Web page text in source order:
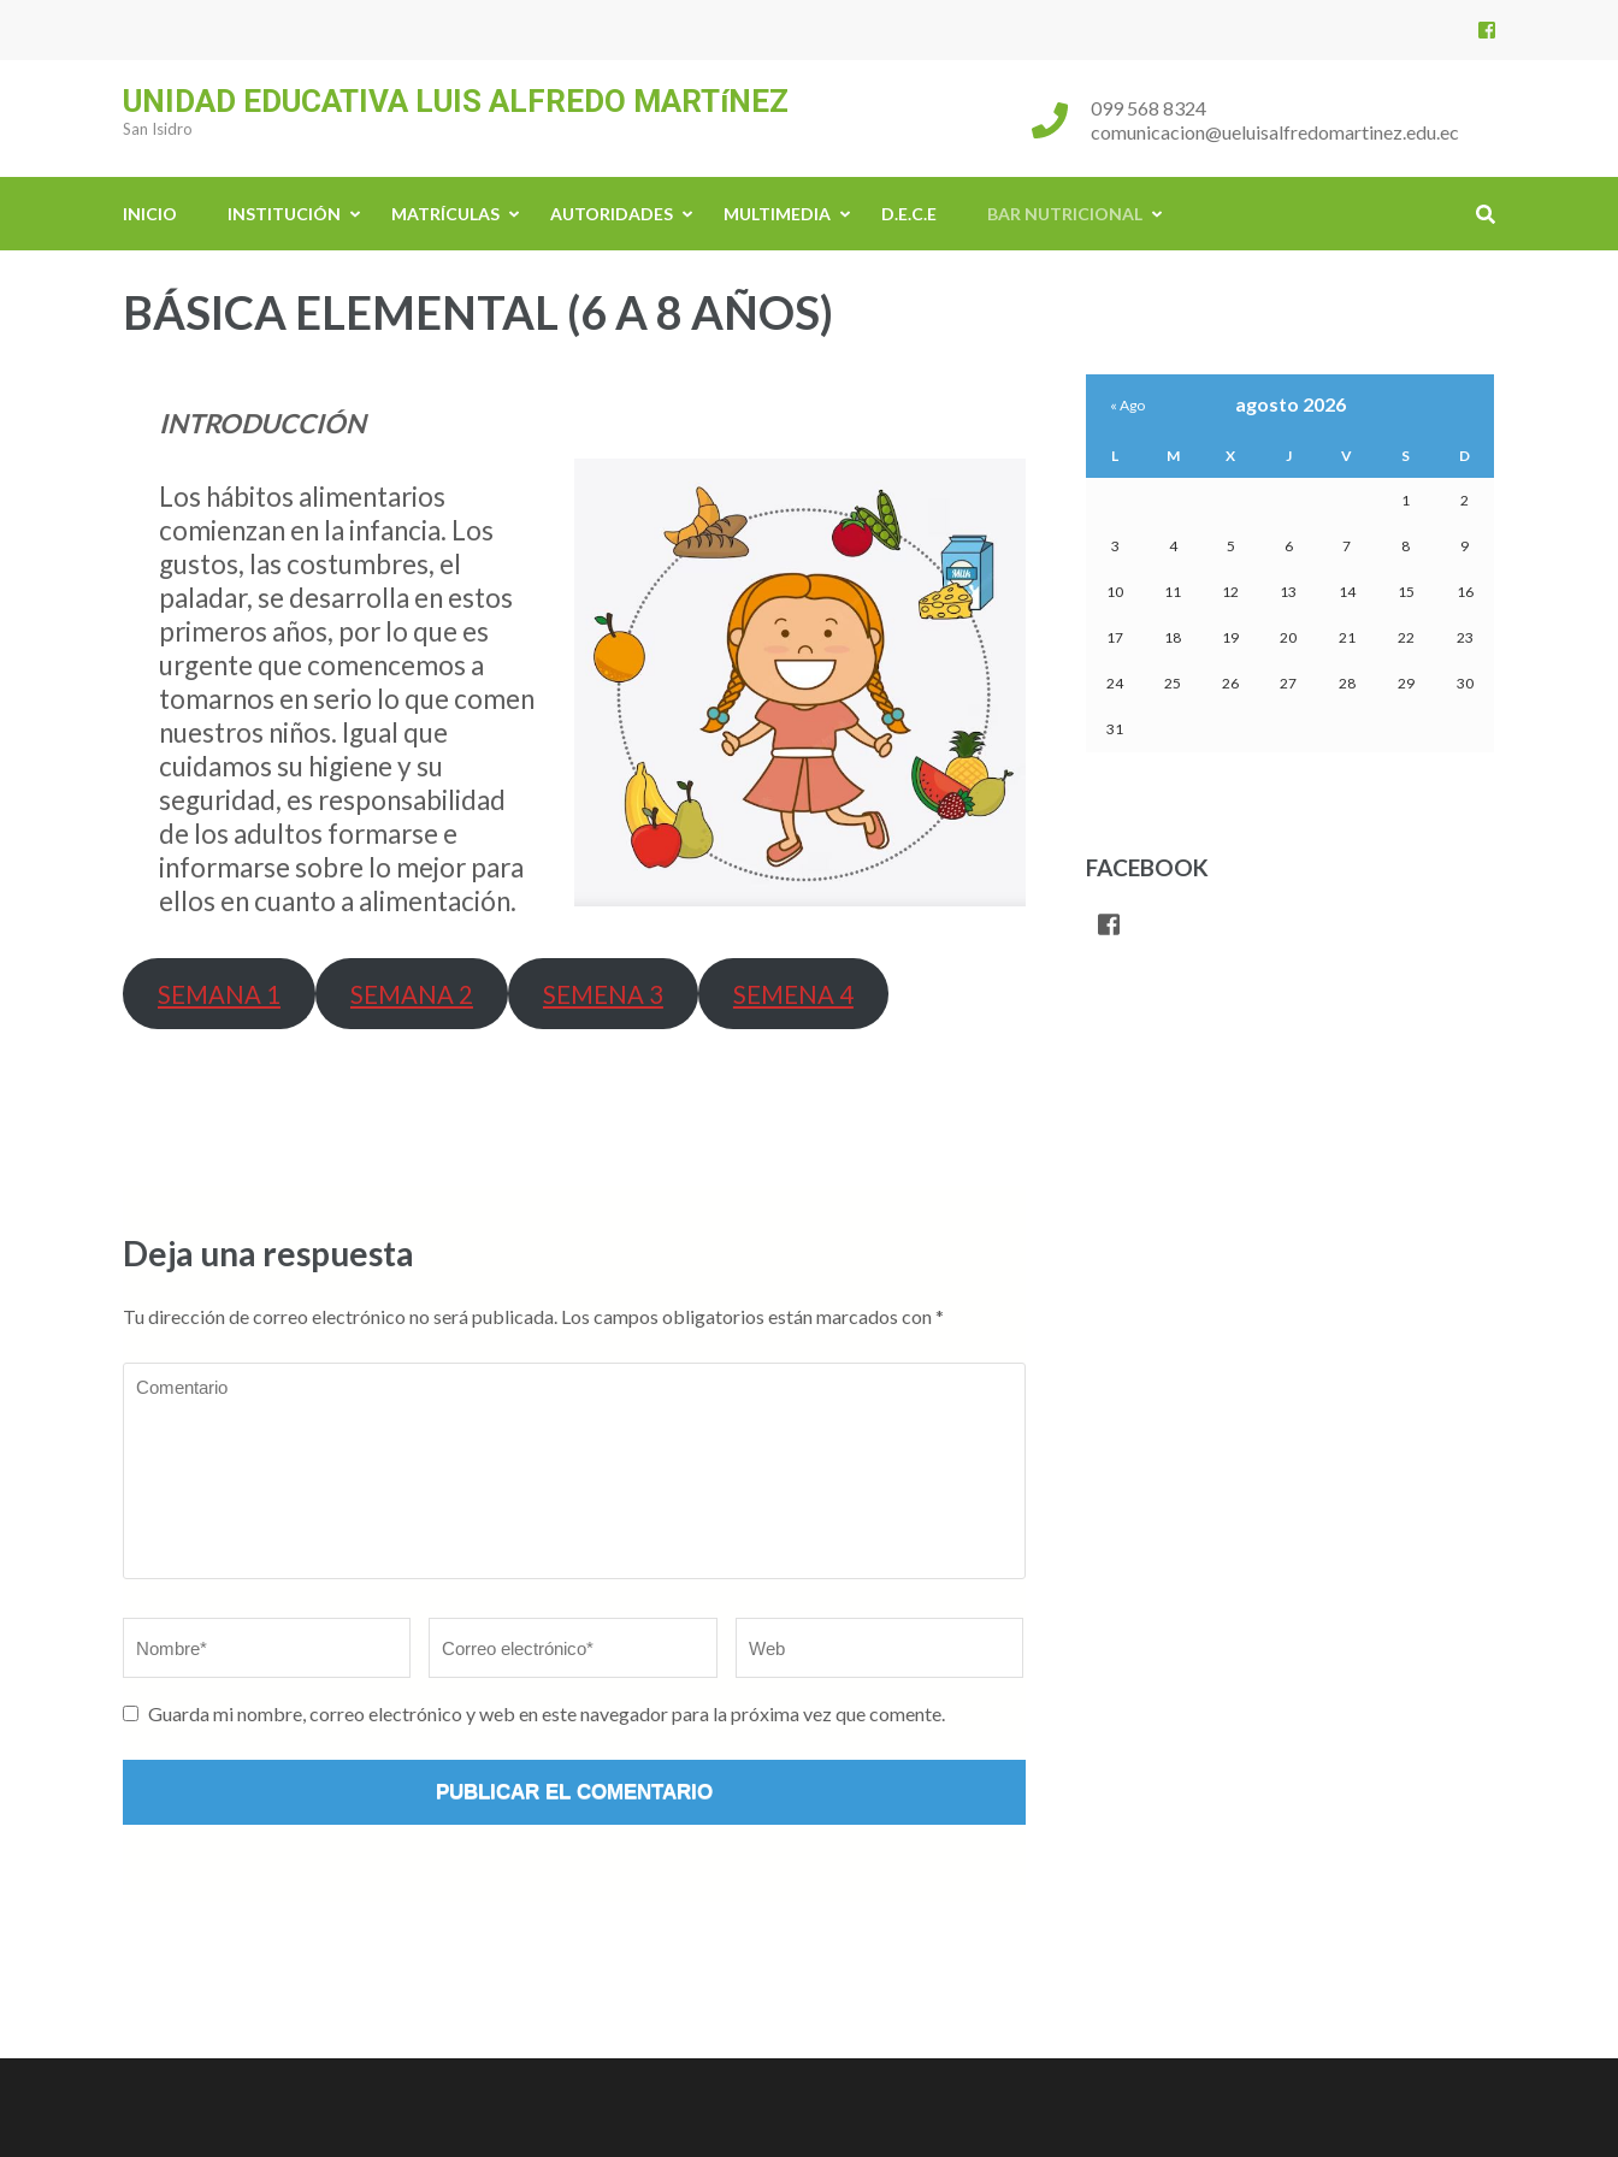
tecla
UNIDAD EDUCATIVA LUIS ALFREDO MARTíNEZ
San Isidro
099 568 8324
comunicacion@ueluisalfredomartinez.edu.ec
INICIO INSTITUCIÓN MATRÍCULAS AUTORIDADES MULTIMEDIA D.E.C.E BAR NUTRICIONAL
BÁSICA ELEMENTAL (6 A 8 AÑOS)
INTRODUCCIÓN
Los hábitos alimentarios
comienzan en la infancia. Los
gustos, las costumbres, el
paladar, se desarrolla en estos
primeros años, por lo que es
urgente que comencemos a
tomarnos en serio lo que comen
nuestros niños. Igual que
cuidamos su higiene y su
seguridad, es responsabilidad
de los adultos formarse e
informarse sobre lo mejor para
ellos en cuanto a alimentación.
SEMANA 1 SEMANA 2 SEMENA 3 SEMENA 4
Deja una respuesta
Tu dirección de correo electrónico no será publicada. Los campos obligatorios están marcados con *
Comentario
Guarda mi nombre, correo electrónico y web en este navegador para la próxima vez que comente.
agosto 2026
L M X J V S D
1 2
3 4 5 6 7 8 9
10 11 12 13 14 15 16
17 18 19 20 21 22 23
24 25 26 27 28 29 30
31
« Ago
FACEBOOK